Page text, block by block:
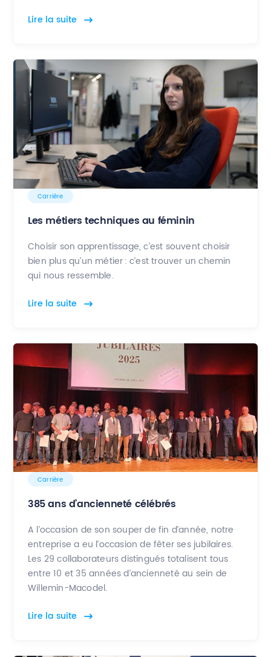
Lire la suite
Carrière
Les métiers techniques au féminin
Choisir son apprentissage, c’est souvent choisir
bien plus qu’un métier : c’est trouver un chemin
qui nous ressemble.
Lire la suite
Carrière
385 ans d’ancienneté célébrés
A l’occasion de son souper de fin d’année, notre
entreprise a eu l’occasion de fêter ses jubilaires.
Les 29 collaborateurs distingués totalisent tous
entre 10 et 35 années d’ancienneté au sein de
Willemin-Macodel.
Lire la suite